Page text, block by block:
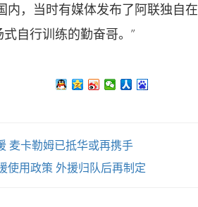
，当时有媒体发布了阿联独自
自行训练的勤奋哥。”
麦卡勒姆已抵华或再携手
使用政策 外援归队后再制定